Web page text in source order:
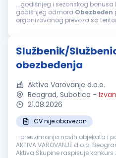
...godišnjeg i sezonskog
godišnjeg odmora Obezbeđen
organizovanog prevoza sa
Jubilarne nagrade i solidarna
Prednost imaju kandidati koji
poslova službenika privatnog
Zakonom o privatnom
Službenik/
obezbeđenja
Aktiva Varovanje d.o.o.
Beograd, Subotica -
21.08.2026
CV nije obavezan
...preuzimanja novih objekata i
AKTIVA VAROVANJE d.o.o.
Aktiva Skupine raspisuje